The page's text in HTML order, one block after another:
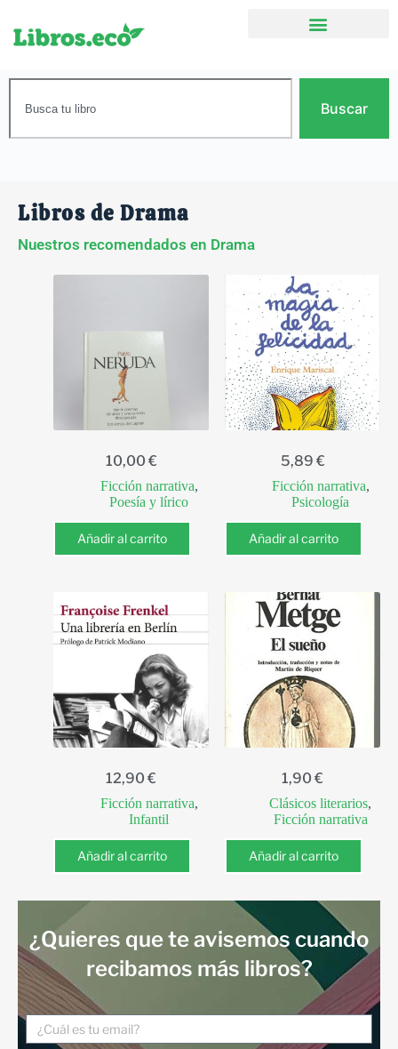
Buscar
Libros de Drama
Nuestros recomendados en Drama
10,00 €
Ficción narrativa,
Poesía y lírico
Añadir al carrito
5,89 €
Ficción narrativa,
Psicología
Añadir al carrito
12,90 €
Ficción narrativa,
Infantil
Añadir al carrito
1,90 €
Clásicos literarios,
Ficción narrativa
Añadir al carrito
¿Quieres que te avisemos cuando
recibamos más libros?